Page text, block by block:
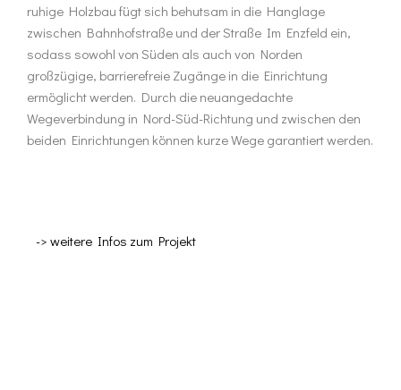
ruhige Holzbau fügt sich behutsam in die Hanglage
zwischen Bahnhofstraße und der Straße Im Enzfeld ein,
sodass sowohl von Süden als auch von Norden
großzügige, barrierefreie Zugänge in die Einrichtung
ermöglicht werden. Durch die neuangedachte
Wegeverbindung in Nord-Süd-Richtung und zwischen den
beiden Einrichtungen können kurze Wege garantiert werden.
-> weitere Infos zum Projekt